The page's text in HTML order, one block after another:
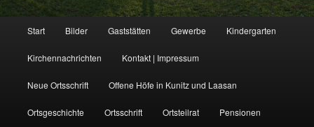
Start Bilder Gaststätten Gewerbe Kindergarten
Kirchennachrichten Kontakt | Impressum
Neue Ortsschrift Offene Höfe in Kunitz und Laasan
Ortsgeschichte Ortsschrift Ortsteilrat Pensionen